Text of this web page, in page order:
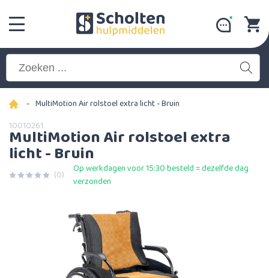
- MultiMotion Air rolstoel extra licht - Bruin
10010261
MultiMotion Air rolstoel extra
licht - Bruin
(0)
Op werkdagen voor 15:30 besteld = dezelfde dag
verzonden